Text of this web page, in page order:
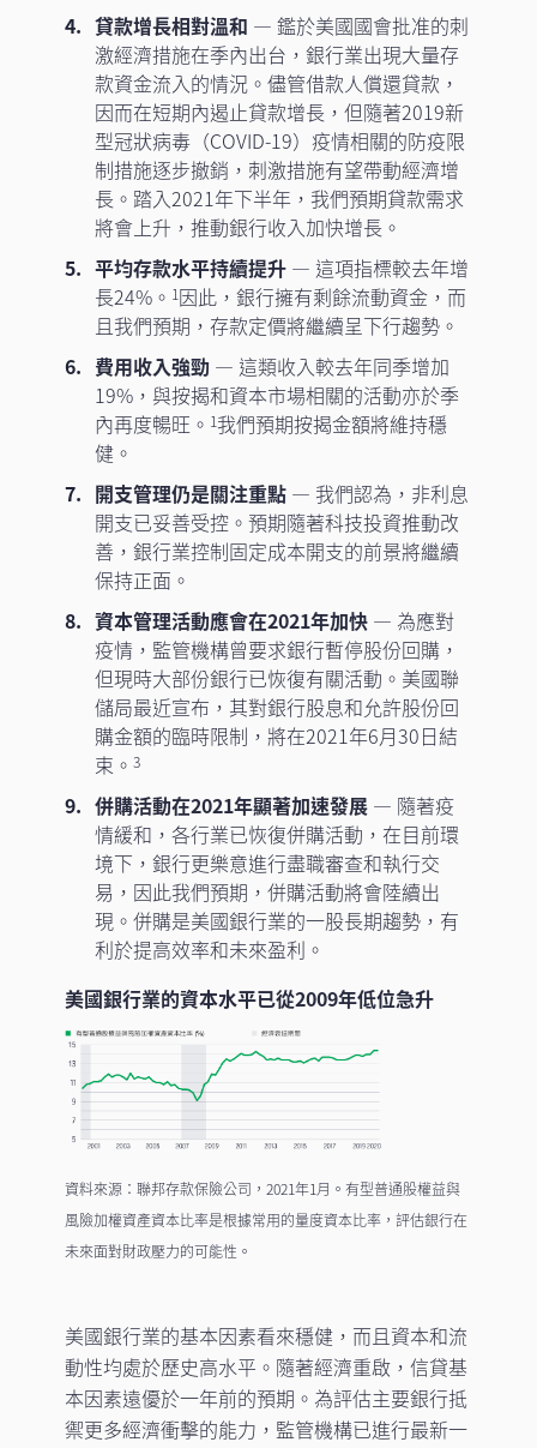
貸款增長相對溫和 — 鑑於美國國會批准的刺
激經濟措施在季內出台，銀行業出現大量存
款資金流入的情況。儘管借款人償還貸款，
因而在短期內遏止貸款增長，但隨著2019新
型冠狀病毒（COVID-19）疫情相關的防疫限
制措施逐步撤銷，刺激措施有望帶動經濟增
長。踏入2021年下半年，我們預期貸款需求
將會上升，推動銀行收入加快增長。
平均存款水平持續提升— 這項指標較去年增
長24%。 1因此，銀行擁有剩餘流動資金，而
且我們預期，存款定價將繼續呈下行趨勢。
費用收入強勁— 這類收入較去年同季增加
19%，與按揭和資本市場相關的活動亦於季
內再度暢旺。 1我們預期按揭金額將維持穩
健。
開支管理仍是關注重點 — 我們認為，非利息
開支已妥善受控。預期隨著科技投資推動改
善，銀行業控制固定成本開支的前景將繼續
保持正面。
資本管理活動應會在2021年加快 — 為應對
疫情，監管機構曾要求銀行暫停股份回購，
但現時大部份銀行已恢復有關活動。美國聯
儲局最近宣布，其對銀行股息和允許股份回
購金額的臨時限制，將在2021年6月30日結
束。 3
併購活動在2021年顯著加速發展— 隨著疫
情緩和，各行業已恢復併購活動，在目前環
境下，銀行更樂意進行盡職審查和執行交
易，因此我們預期，併購活動將會陸續出
現。併購是美國銀行業的一股長期趨勢，有
利於提高效率和未來盈利。
美國銀行業的資本水平已從2009年低位急升
資料來源：聯邦存款保險公司，2021年1月。有型普通股權益與
風險加權資產資本比率是根據常用的量度資本比率，評估銀行在
未來面對財政壓力的可能性。
美國銀行業的基本因素看來穩健，而且資本和流
動性均處於歷史高水平。隨著經濟重啟，信貸基
本因素遠優於一年前的預期。為評估主要銀行抵
禦更多經濟衝擊的能力，監管機構已進行最新一